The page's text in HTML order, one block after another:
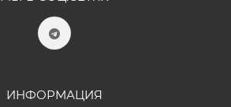
ИНФОРМАЦИЯ